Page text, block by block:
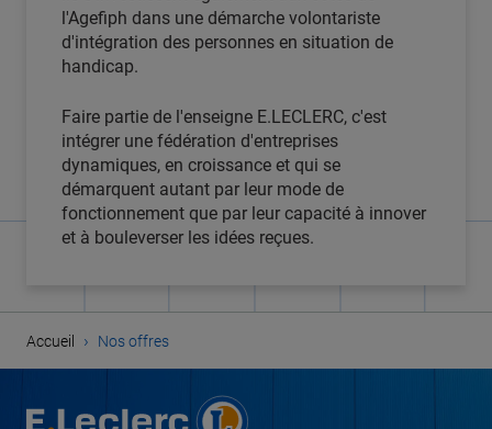
l'Agefiph dans une démarche volontariste
d'intégration des personnes en situation de
handicap.
Faire partie de l'enseigne E.LECLERC, c'est
intégrer une fédération d'entreprises
dynamiques, en croissance et qui se
démarquent autant par leur mode de
fonctionnement que par leur capacité à innover
et à bouleverser les idées reçues.
Accueil › Nos offres